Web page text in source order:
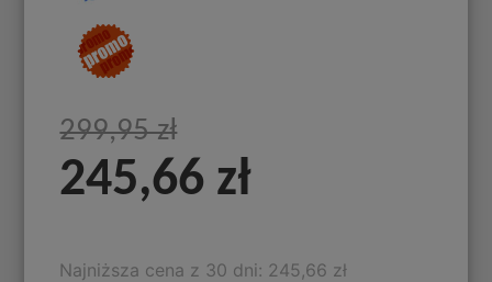
299,95 zł
245,66 zł
Najniższa cena z 30 dni: 245,66 zł